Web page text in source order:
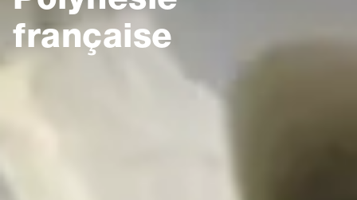
française